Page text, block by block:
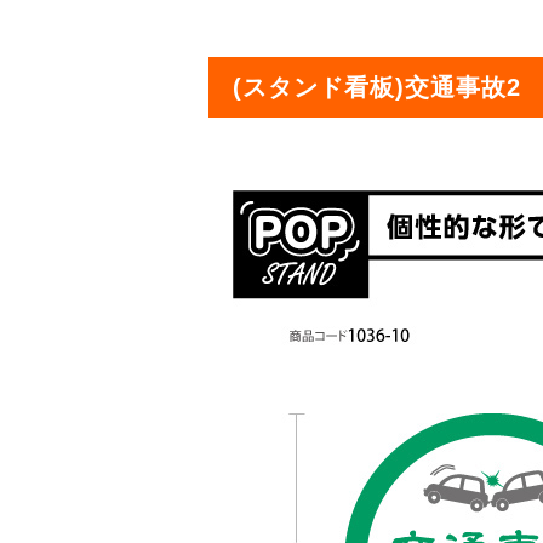
(スタンド看板)交通事故2